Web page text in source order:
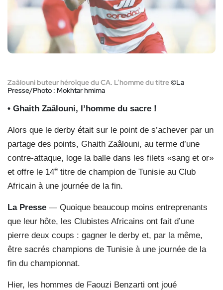
Zaâlouni buteur héroïque du CA. L’homme du titre©La
Presse/Photo : Mokhtar hmima
• Ghaith Zaâlouni, l’homme du sacre !
Alors que le derby était sur le point de s’achever par un
partage des points, Ghaith Zaâlouni, au terme d’une
contre-attaque, loge la balle dans les filets «sang et or»
et offre le 14e titre de champion de Tunisie au Club
Africain à une journée de la fin.
La Presse — Quoique beaucoup moins entreprenants
que leur hôte, les Clubistes Africains ont fait d’une
pierre deux coups : gagner le derby et, par la même,
être sacrés champions de Tunisie à une journée de la
fin du championnat.
Hier, les hommes de Faouzi Benzarti ont joué